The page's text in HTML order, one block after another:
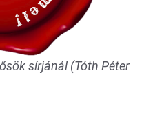
sírjánál (Tóth Péter